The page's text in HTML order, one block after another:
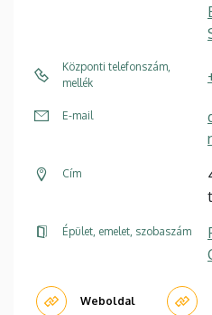
Központi telefonszám,
mellék
E-mail
Cím
Épület, emelet, szobaszám
Weboldal